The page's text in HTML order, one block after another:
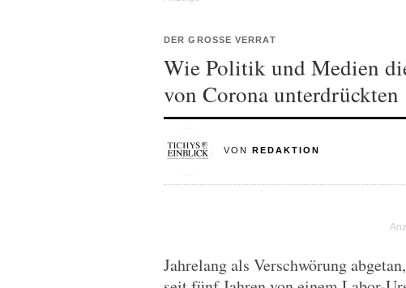
DER GROSSE VERRAT
Wie Politik und Medien
von Corona unterdrückten
VON REDAKTION
Jahrelang als Verschwörung